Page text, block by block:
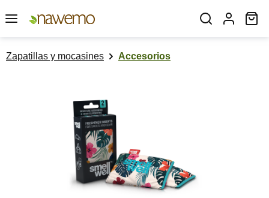
Saltar al contenido principal
Zapatillas y mocasines Accesorios